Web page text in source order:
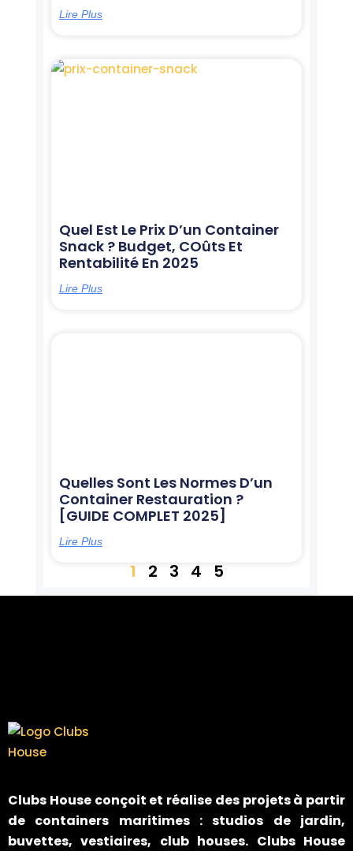
Lire Plus
Quel Est Le Prix D’un Container
Snack ? Budget, COûts Et
Rentabilité En 2025
Lire Plus
Quelles Sont Les Normes D’un
Container Restauration ?
[GUIDE COMPLET 2025]
Lire Plus
1 2 3 4 5
Clubs Houseconçoit et réalise des projets à partir
de containers maritimes : studios de jardin,
buvettes, vestiaires, club houses. Clubs House